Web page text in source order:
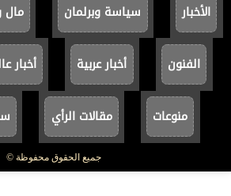
الأخبار سياسة وبرلمان مال
الفنون أخبار عربية أخبار
منوعات مقالات الرأي
جميع الحقوق محفوظة ©